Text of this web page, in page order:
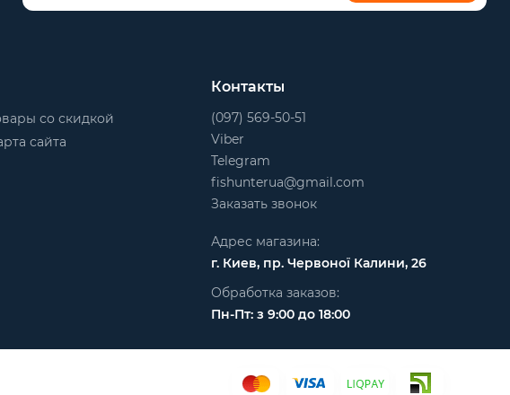
со скидкой
сайта
Контакты
(097) 569-50-51
Viber
Telegram
fishunterua@gmail.com
Заказать звонок
Адрес магазина:
г. Киев, пр. Червоної Калини, 26
Обработка заказов:
Пн-Пт: з 9:00 до 18:00